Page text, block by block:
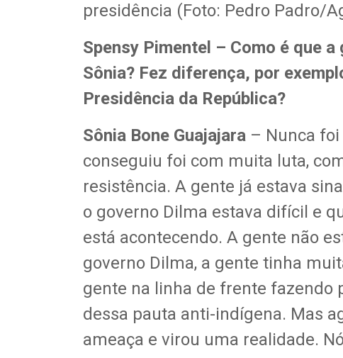
presidência (Foto: Pedro Padro/
Spensy Pimentel – Como é que
Sônia? Fez diferença, por
Presidência da República?
Sônia Bone Guajajara – Nunca
conseguiu foi com muita luta,
resistência. A gente já estava
o governo Dilma estava difícil e
está acontecendo. A gente não
governo Dilma, a gente tinha
gente na linha de frente fazendo
dessa pauta anti-indígena. Mas
ameaça e virou uma realidade.